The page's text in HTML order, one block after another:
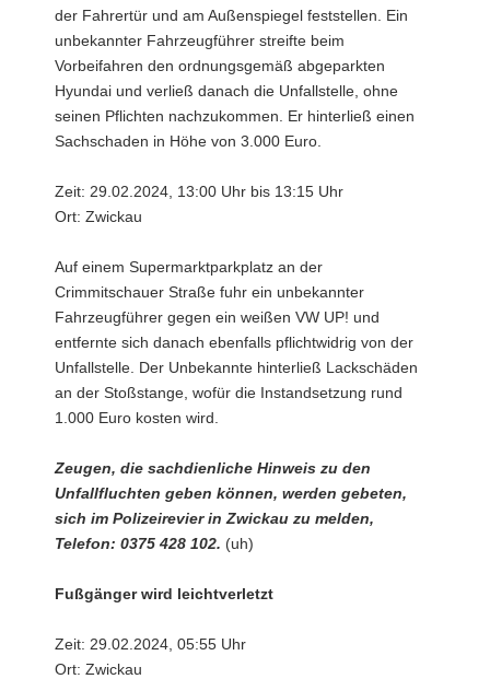
der Fahrertür und am Außenspiegel feststellen. Ein
unbekannter Fahrzeugführer streifte beim
Vorbeifahren den ordnungsgemäß abgeparkten
Hyundai und verließ danach die Unfallstelle, ohne
seinen Pflichten nachzukommen. Er hinterließ einen
Sachschaden in Höhe von 3.000 Euro.
Zeit: 29.02.2024, 13:00 Uhr bis 13:15 Uhr
Ort: Zwickau
Auf einem Supermarktparkplatz an der
Crimmitschauer Straße fuhr ein unbekannter
Fahrzeugführer gegen ein weißen VW UP! und
entfernte sich danach ebenfalls pflichtwidrig von der
Unfallstelle. Der Unbekannte hinterließ Lackschäden
an der Stoßstange, wofür die Instandsetzung rund
1.000 Euro kosten wird.
Zeugen, die sachdienliche Hinweis zu den
Unfallfluchten geben können, werden gebeten,
sich im Polizeirevier in Zwickau zu melden,
Telefon: 0375 428 102. (uh)
Fußgänger wird leichtverletzt
Zeit: 29.02.2024, 05:55 Uhr
Ort: Zwickau